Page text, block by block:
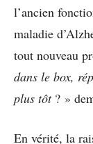
l’ancien
maladie
tout nouveau
dans le box,
plus tôt? »
En vérité, la